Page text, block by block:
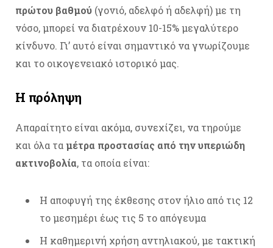
πρώτου βαθμού (γονιό, αδελφό ή αδελφή) με τη
νόσο, μπορεί να διατρέχουν 10-15% μεγαλύτερο
κίνδυνο. Γι’ αυτό είναι σημαντικό να γνωρίζουμε
και το οικογενειακό ιστορικό μας.
Η πρόληψη
Απαραίτητο είναι ακόμα, συνεχίζει, να τηρούμε
και όλα ταμέτρα προστασίας από την υπεριώδη
ακτινοβολία, τα οποία είναι:
Η αποφυγή της έκθεσης στον ήλιο από τις 12
το μεσημέρι έως τις 5 το απόγευμα
Η καθημερινή χρήση αντηλιακού, με τακτική